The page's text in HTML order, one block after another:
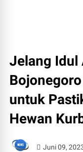
Jelang Idul
untuk
Hewan
Juni 09,